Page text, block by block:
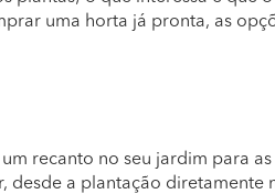
uma horta já pronta, as
recanto no seu jardim para as
desde a plantação diretamente